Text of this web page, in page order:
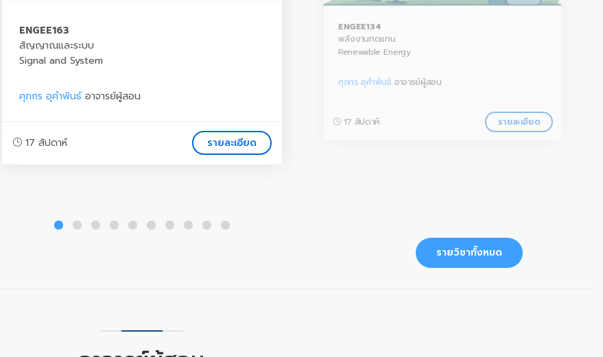
ENGEE163
สัญญาณและระบบ
Signal and System
ศุภกร อุคำพันธ์อาจารย์ผู้สอน
17 สัปดาห์ รายละเอียด
ENGEE134
พลังงานทดแทน
Renewable Energy
ศุภกร อุคำพันธ์ อาจารย์ผู้สอน
17 สัปดาห์ รายละเอียด
รายวิชาทั้งหมด